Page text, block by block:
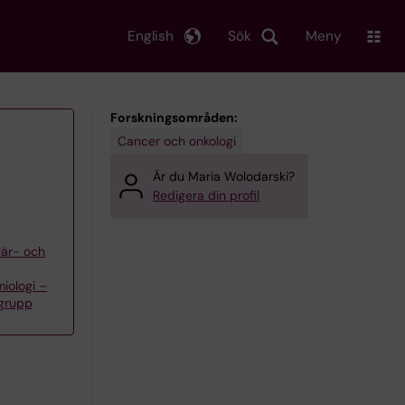
Sök
English Meny
och
–
Forskningsområden:
Cancer och onkologi
Är du Maria Wolodarski?
Redigera din profil